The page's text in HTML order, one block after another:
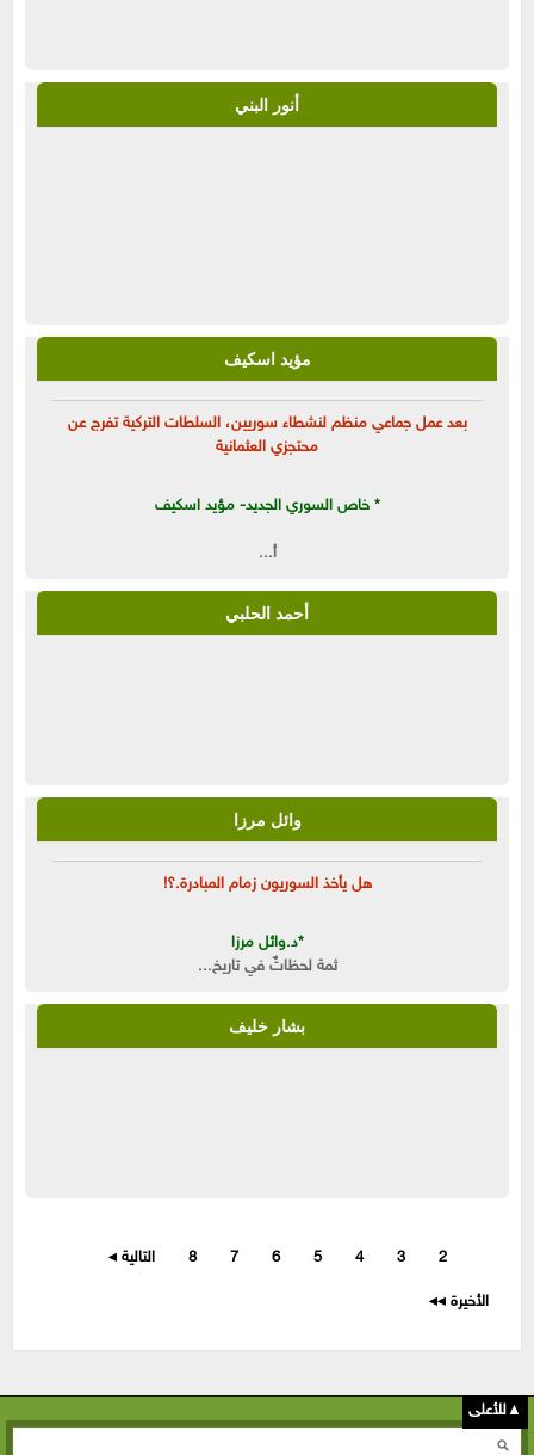
أنور البني
مؤيد اسكيف
بعد عمل جماعي منظم لنشطاء سوريين، السلطات التركية تفرج عن
محتجزي العثمانية
* خاص السوري الجديد- مؤيد اسكيف
أ...
أحمد الحلبي
وائل مرزا
هل يأخذ السوريون زمام المبادرة.؟!
*د.وائل مرزا
ثمة لحظاتٌ في تاريخ...
بشار خليف
الصفحات
2
3
4
5
6
7
8 التالية ◂
الأخيرة ◂◂
▲للأعلى